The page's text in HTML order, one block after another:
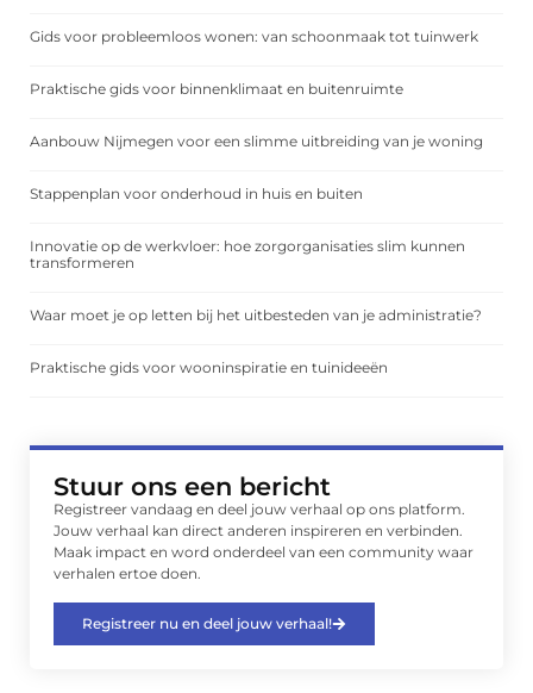
Gids voor probleemloos wonen: van schoonmaak tot tuinwerk
Praktische gids voor binnenklimaat en buitenruimte
Aanbouw Nijmegen voor een slimme uitbreiding van je woning
Stappenplan voor onderhoud in huis en buiten
Innovatie op de werkvloer: hoe zorgorganisaties slim kunnen
transformeren
Waar moet je op letten bij het uitbesteden van je administratie?
Praktische gids voor wooninspiratie en tuinideeën
Stuur ons een bericht
Registreer vandaag en deel jouw verhaal op ons platform.
Jouw verhaal kan direct anderen inspireren en verbinden.
Maak impact en word onderdeel van een community waar
verhalen ertoe doen.
Registreer nu en deel jouw verhaal!